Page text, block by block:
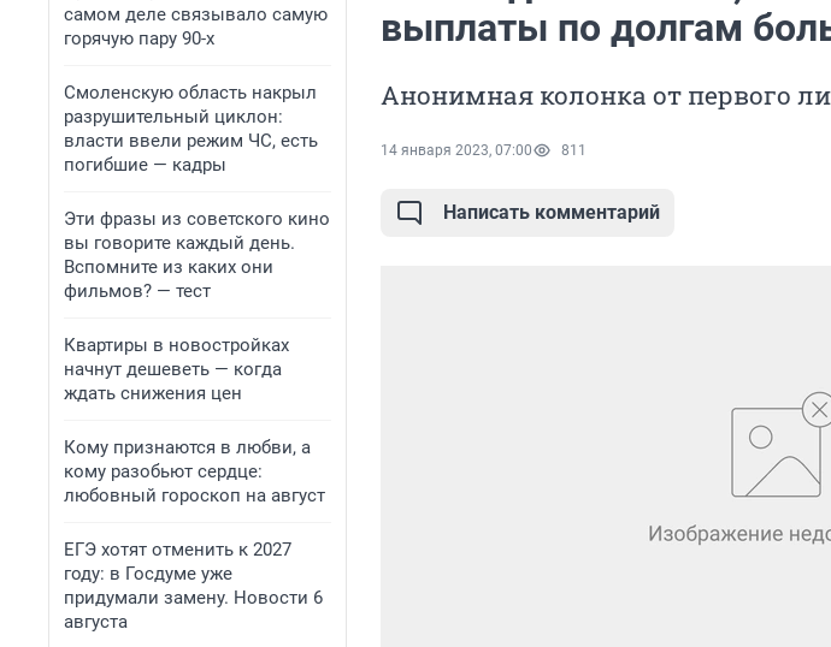
самом деле связывало самую
горячую пару 90-х
Смоленскую область накрыл
разрушительный циклон:
власти ввели режим ЧС, есть
погибшие — кадры
Эти фразы из советского кино
вы говорите каждый день.
Вспомните из каких они
фильмов? — тест
Квартиры в новостройках
начнут дешеветь — когда
ждать снижения цен
Кому признаются в любви, а
кому разобьют сердце:
любовный гороскоп на август
ЕГЭ хотят отменить к 2027
году: в Госдуме уже
придумали замену. Новости 6
августа
выплаты по долгам
Анонимная колонка от первого
14 января 2023, 07:00 811
Написать комментарий